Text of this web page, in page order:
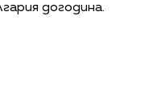
догодина.